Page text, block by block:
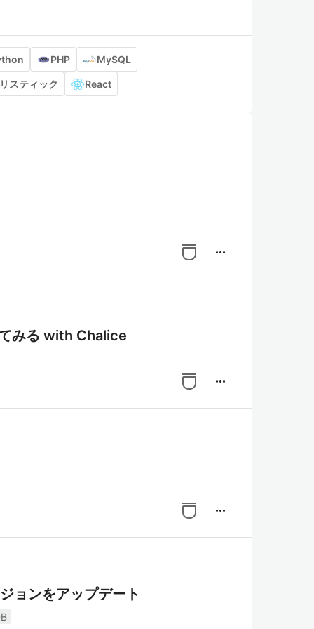
PHP MySQL
スティック React
more_horiz
みる with Chalice
more_horiz
more_horiz
ョンをアップデート